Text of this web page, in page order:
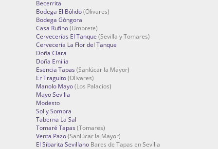
Becerrita
Bodega El Bólido(Olivares)
Bodega Góngora
Casa Rufino(Umbrete)
Cervecerías El Tanque (Sevilla y Tomares)
Cervecería La Flor del Tanque
Doña Clara
Doña Emilia
Esencia Tapas (Sanlúcar la Mayor)
Er Traguito(Olivares)
Manolo Mayo(Los Palacios)
Mayo Sevilla
Modesto
Sol y Sombra
Taberna La Sal
Tomaré Tapas (Tomares)
Venta Pazo(Sanlúcar la Mayor)
El Sibarita Sevillano Bares de Tapas en Sevilla